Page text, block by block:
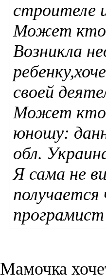
строителе
Может
Возникла
своей
Может
юношу:
обл.
Я сама не
Мамочка